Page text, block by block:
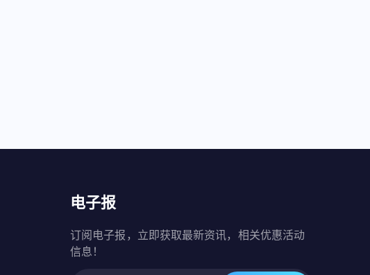
电子报
订阅电子报，立即获取最新资讯，相关优惠活动
信息！